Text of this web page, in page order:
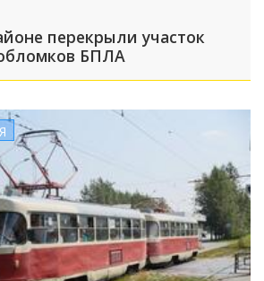
перекрыли участок
БПЛА